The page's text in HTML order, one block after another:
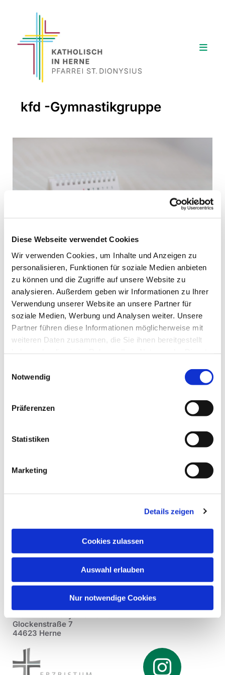
Diese Webseite verwendet Cookies
Wir verwenden Cookies, um Inhalte und Anzeigen zu
personalisieren, Funktionen für soziale Medien anbieten
zu können und die Zugriffe auf unsere Website zu
analysieren. Außerdem geben wir Informationen zu Ihrer
Verwendung unserer Website an unsere Partner für
soziale Medien, Werbung und Analysen weiter. Unsere
Partner führen diese Informationen möglicherweise mit
weiteren Daten zusammen, die Sie ihnen bereitgestellt
Notwendig
Präferenzen
Statistiken
Marketing
Details zeigen
Cookies zulassen
Auswahl erlauben
Nur notwendige Cookies
kfd -Gymnastikgruppe
Mittwoch, 6. August 2025, 10:00
Uhr
Gemeindezentrum Herz Jesu,
Düngelstr. 34, 44623 Herne
Glockenstraße 7
44623 Herne